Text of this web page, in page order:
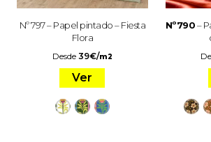
Nº 797 – Papel pintado – Fiesta
Flora
Desde 39€/m2
Ver
Nº790–